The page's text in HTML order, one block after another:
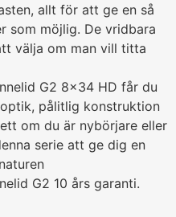
allt för att ge en så
som möjlig. De vridbara
välja om man vill titta
G2 8×34 HD får du
pålitlig konstruktion
om du är nybörjare eller
serie att ge dig en
G2 10 års garanti.